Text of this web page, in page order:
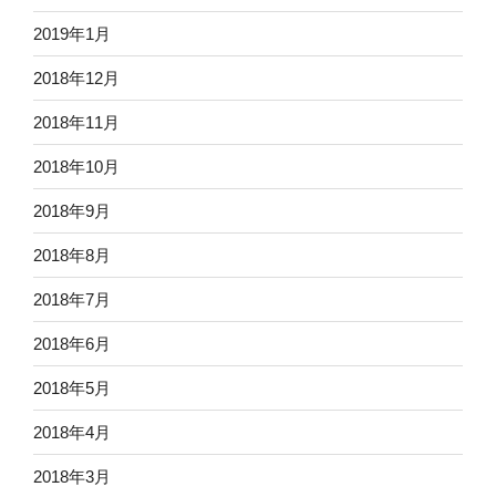
2019年1月
2018年12月
2018年11月
2018年10月
2018年9月
2018年8月
2018年7月
2018年6月
2018年5月
2018年4月
2018年3月